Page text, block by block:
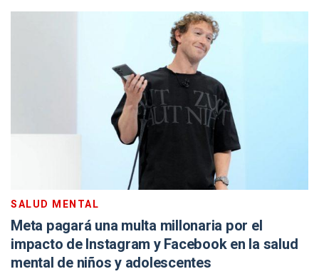
SALUD MENTAL
Meta pagará una multa millonaria por el
impacto de Instagram y Facebook en la salud
mental de niños y adolescentes